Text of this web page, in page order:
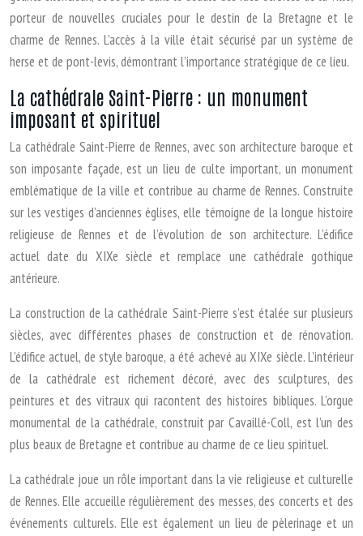
porteur de nouvelles cruciales pour le destin de la Bretagne et le
charme de Rennes. L’accès à la ville était sécurisé par un système de
herse et de pont-levis, démontrant l’importance stratégique de ce lieu.
La cathédrale Saint-Pierre : un monument
imposant et spirituel
La cathédrale Saint-Pierre de Rennes, avec son architecture baroque et
son imposante façade, est un lieu de culte important, un monument
emblématique de la ville et contribue au charme de Rennes. Construite
sur les vestiges d’anciennes églises, elle témoigne de la longue histoire
religieuse de Rennes et de l’évolution de son architecture. L’édifice
actuel date du XIXe siècle et remplace une cathédrale gothique
antérieure.
La construction de la cathédrale Saint-Pierre s’est étalée sur plusieurs
siècles, avec différentes phases de construction et de rénovation.
L’édifice actuel, de style baroque, a été achevé au XIXe siècle. L’intérieur
de la cathédrale est richement décoré, avec des sculptures, des
peintures et des vitraux qui racontent des histoires bibliques. L’orgue
monumental de la cathédrale, construit par Cavaillé-Coll, est l’un des
plus beaux de Bretagne et contribue au charme de ce lieu spirituel.
La cathédrale joue un rôle important dans la vie religieuse et culturelle
de Rennes. Elle accueille régulièrement des messes, des concerts et des
événements culturels. Elle est également un lieu de pèlerinage et un